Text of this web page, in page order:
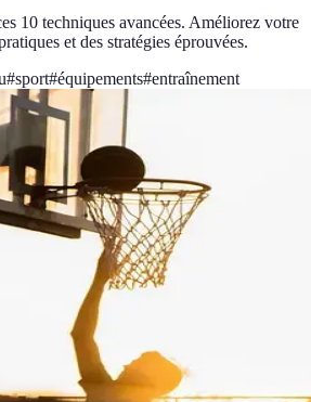
10 techniques avancées. Améliorez votre
et des stratégies éprouvées.
#sport#équipements#entraînement